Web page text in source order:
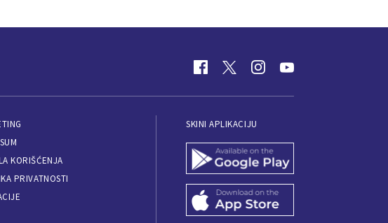
KORIŠĆENJA
PRIVATNOSTI
SKINI APLIKACIJU